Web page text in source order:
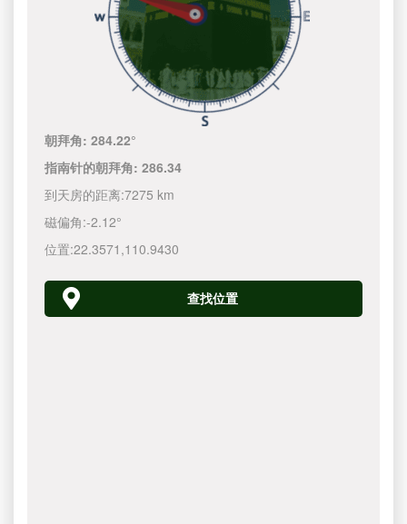
朝拜角:284.22°
指南针的朝拜角:286.34
到天房的距离:7275 km
磁偏角:-2.12°
位置:22.3571 ,110.9430
查找位置